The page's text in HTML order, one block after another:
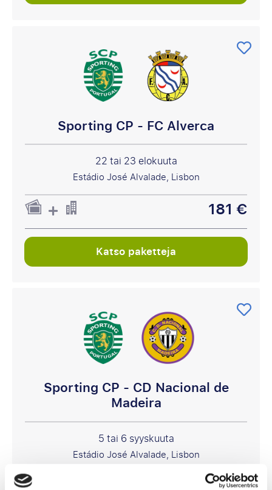
Sporting CP - FC Alverca
22 tai 23 elokuuta
Estádio José Alvalade, Lisbon
181 €
Katso paketteja
Sporting CP - CD Nacional de
Madeira
5 tai 6 syyskuuta
Estádio José Alvalade, Lisbon